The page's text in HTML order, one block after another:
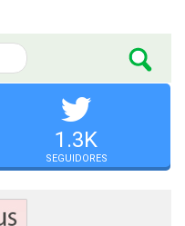
1.3K
SEGUIDORES